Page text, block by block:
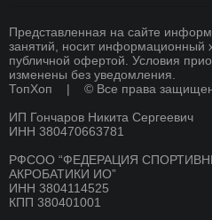
Памятка для родителей
Преподаватели
Стоимость
Расписание
О школе
Никита Гончаров
Академия тренеров
Франшиза
Оплата
Магазин
Документы
Дипломы и сертификаты
ХИП ХОП
СОВРЕМЕННЫЕ ТАНЦЫ
K-POP
СКОРО
БРЕЙКИНГ
СКОРО
ХИП ХОП
СКОРО
Представленная на сайте
занятий, носит информационный
публичной офертой. Условия
изменены без уведомления.
ТопХоп | © Все права
ИП Гончаров Никита Сергеевич
ИНН 380470663781
РФСОО “ФЕДЕРАЦИЯ
АКРОБАТИКИ ИО”
ИНН 3804114525
КПП 380401001